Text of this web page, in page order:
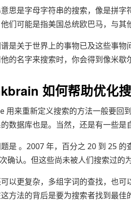
思是字母字符串的搜索，像是拼
们可能是指美国总统欧巴马，与其
是关于世界上的事物已及这些事
的名字来搜索时，你会得到像米歇
如何帮助优化
用来重新定义搜索的方法一般要回
数据库也是。当然，还是有一些是
是 。2007 年，百分之 20 到 25
确认。但这些尚未被人们搜索过的
以更复杂，多组字词的查找，也
方法的背后是要为搜索者找到最佳